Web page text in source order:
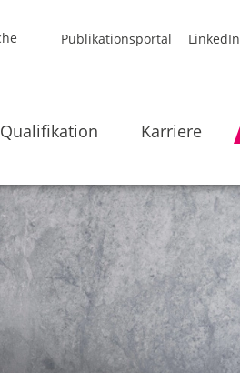
Publikationsportal LinkedIn
Qualifikation Karriere